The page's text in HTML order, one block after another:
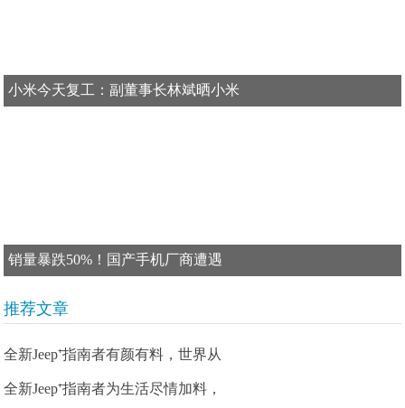
小米今天复工：副董事长林斌晒小米
销量暴跌50%！国产手机厂商遭遇
推荐文章
全新Jeep⁺指南者有颜有料，世界从
全新Jeep⁺指南者为生活尽情加料，